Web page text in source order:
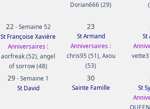
Dorian666 (29)
22 - Semaine 52
St Françoise Xavière
Anniversaires :
aorfreak (52) ,angel
of sorrow (48)
23
St Armand
Anniversaires :
chris95 (51) Axou
(53)
St
29 -Semaine 1
St David
30
Sainte Famille
St